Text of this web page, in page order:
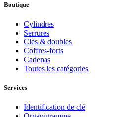
Boutique
Cylindres
Serrures
Clés & doubles
Coffres-forts
Cadenas
Toutes les catégories
Services
Identification de clé